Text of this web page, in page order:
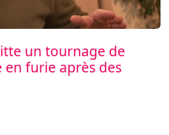
un tournage de
en furie après des